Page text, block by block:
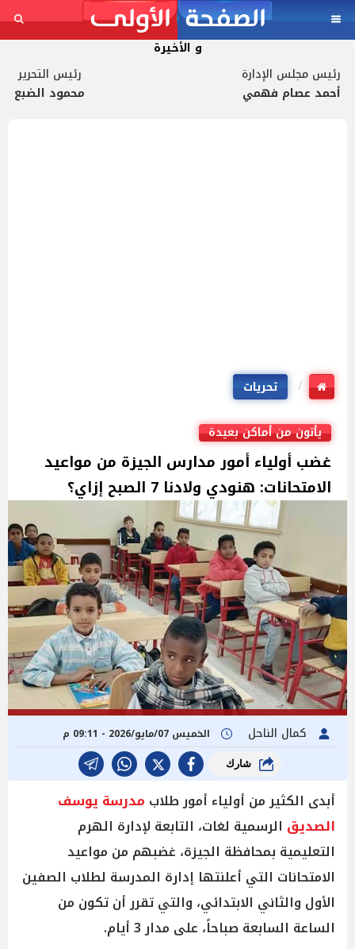
و الأخيرة
رئيس مجلس الإدارة
أحمد عصام فهمي
رئيس التحرير
محمود الضبع
تحريات
يأتون من أماكن بعيدة
غضب أولياء أمور مدارس الجيزة من مواعيد
الامتحانات: هنودي ولادنا 7 الصبح إزاي؟
كمال الناحل الخميس 07/مايو/2026 - 09:11 م
شارك
أبدى الكثير من أولياء أمور طلاب مدرسة يوسف
الصديق الرسمية لغات، التابعة لإدارة الهرم
التعليمية بمحافظة الجيزة، غضبهم من مواعيد
الامتحانات التي أعلنتها إدارة المدرسة لطلاب الصفين
الأول والثاني الابتدائي، والتي تقرر أن تكون من
الساعة السابعة صباحاً، على مدار 3 أيام.